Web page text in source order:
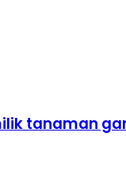
tanaman